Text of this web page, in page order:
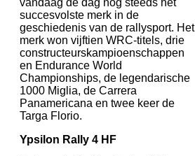
succesvolste merk in de
geschiedenis van de rallysport. Het
merk won vijftien WRC-titels, drie
constructeurskampioenschappen
en Endurance World
Championships, de legendarische
1000 Miglia, de Carrera
Panamericana en twee keer de
Targa Florio.
Ypsilon Rally 4 HF